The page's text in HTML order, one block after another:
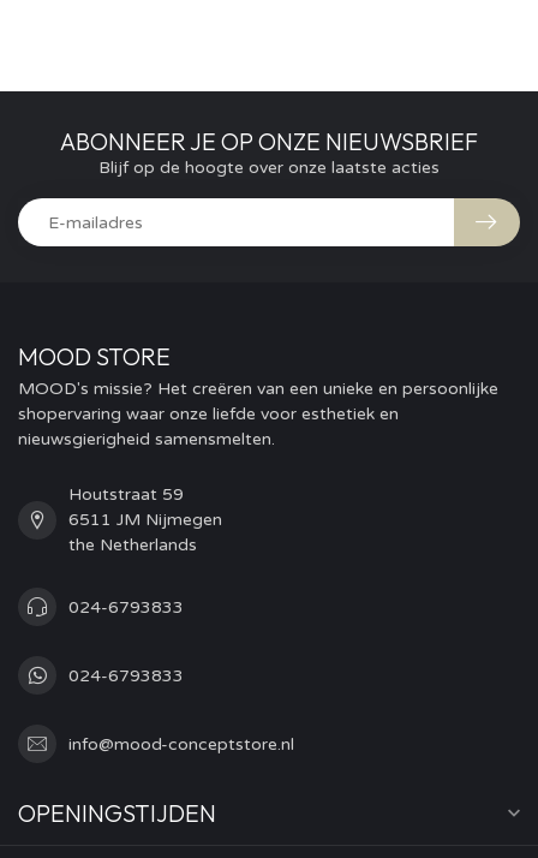
ABONNEER JE OP ONZE NIEUWSBRIEF
Blijf op de hoogte over onze laatste acties
MOOD STORE
MOOD's missie? Het creëren van een unieke en persoonlijke
shopervaring waar onze liefde voor esthetiek en
nieuwsgierigheid samensmelten.
Houtstraat 59
6511 JM Nijmegen
the Netherlands
024-6793833
024-6793833
info@mood-conceptstore.nl
OPENINGSTIJDEN